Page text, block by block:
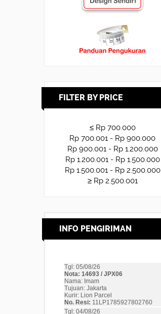
FILTER BY PRICE
≤ Rp 700.000
Rp 700.001 - Rp 900.000
Rp 900.001 - Rp 1.200.000
Rp 1.200.001 - Rp 1.500.000
Rp 1.500.001 - Rp 2.500.000
≥ Rp 2.500.001
INFO PENGIRIMAN